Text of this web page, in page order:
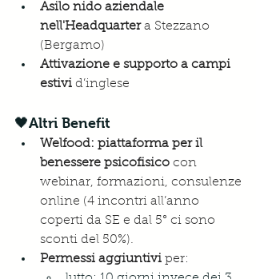
Asilo nido aziendale
nell'Headquarter a Stezzano
(Bergamo)
Attivazione e supporto a campi
estivi d’inglese
🖤Altri Benefit
Welfood: piattaforma per il
benessere psicofisico con
webinar, formazioni, consulenze
online (4 incontri all’anno
coperti da SE e dal 5° ci sono
sconti del 50%).
Permessi aggiuntivi per: